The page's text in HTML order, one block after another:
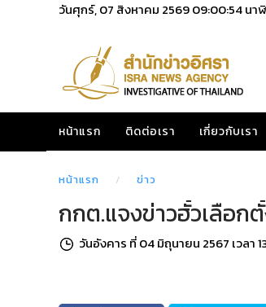
วันศุกร์, 07 สิงหาคม 256909:00:55นา
หน้าแรก ติดต่อเรา เกี่ยวกับเรา
หน้าแรก ข่าว
กกต.แจงข่าวฮั้วเลือก
วันอังคาร ที่ 04 มิถุนายน 2567 เวลา